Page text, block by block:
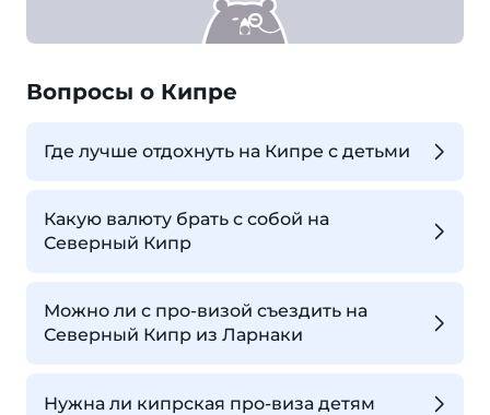
Вопросы о Кипре
Где лучше отдохнуть на Кипре с детьми
Какую валюту брать с собой на
Северный Кипр
Можно ли с про-визой съездить на
Северный Кипр из Ларнаки
Нужна ли кипрская про-виза детям